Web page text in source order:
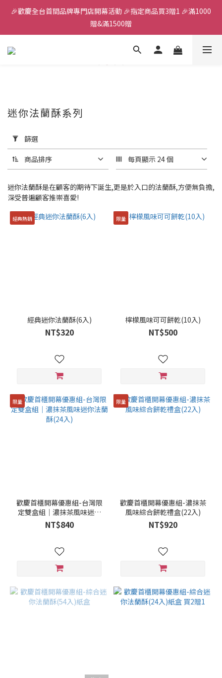
全館滿千免運
🎉歡慶全台首間品牌專門店開幕活動 🎉指定商品買3贈1 🎉滿1000
贈&滿1500贈
✨首加入會員獲得200元購物金✨生日禮金300元
用
篩
選
(0/20)
價格
(2)
類
三
種
(6)
迷你法蘭酥系列
篩選
商品排序 每頁顯示 24 個
迷你法蘭酥是在顧客的期待下誕生,更是於入口的法蘭酥,方便無負擔,
深受普遍顧客推崇喜愛!
經典熱銷
經典迷你法蘭酥(6入)
NT$320
限量
檸檬風味可可餅乾(10入)
NT$500
限量
歡慶首櫃開幕優惠組-台灣限
定雙盒組｜濃抹茶風味迷你
法蘭酥(24入)
NT$840
限量
歡慶首櫃開幕優惠組-濃抹茶
風味綜合餅乾禮盒(22入)
NT$920